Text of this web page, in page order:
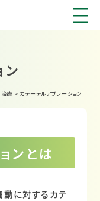
ン
治療 > カテーテルアブレーション
ンとは
動に対するカテ